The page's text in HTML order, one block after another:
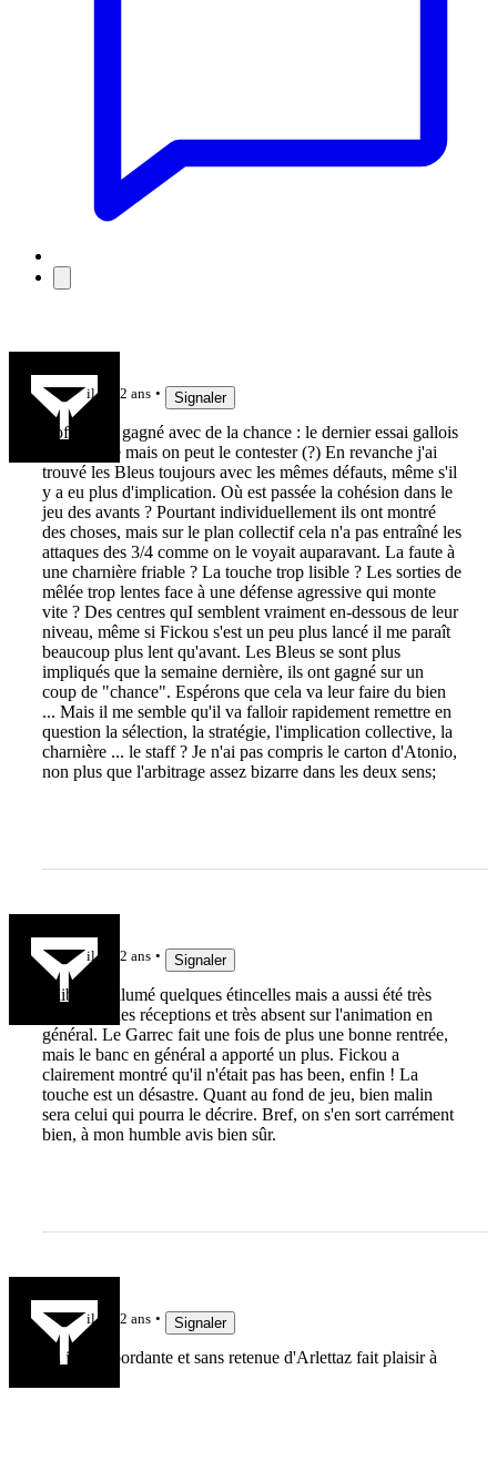
il y a 2 ans Signaler
Bof ! On a gagné avec de la chance : le dernier essai gallois
a été refusé mais on peut le contester (?) En revanche j'ai
trouvé les Bleus toujours avec les mêmes défauts, même s'il
y a eu plus d'implication. Où est passée la cohésion dans le
jeu des avants ? Pourtant individuellement ils ont montré
des choses, mais sur le plan collectif cela n'a pas entraîné les
attaques des 3/4 comme on le voyait auparavant. La faute à
une charnière friable ? La touche trop lisible ? Les sorties de
mêlée trop lentes face à une défense agressive qui monte
vite ? Des centres quI semblent vraiment en-dessous de leur
niveau, même si Fickou s'est un peu plus lancé il me paraît
beaucoup plus lent qu'avant. Les Bleus se sont plus
impliqués que la semaine dernière, ils ont gagné sur un
coup de "chance". Espérons que cela va leur faire du bien
... Mais il me semble qu'il va falloir rapidement remettre en
question la sélection, la stratégie, l'implication collective, la
charnière ... le staff ? Je n'ai pas compris le carton d'Atonio,
non plus que l'arbitrage assez bizarre dans les deux sens;
il y a 2 ans Signaler
Jalibert a allumé quelques étincelles mais a aussi été très
friable sur les réceptions et très absent sur l'animation en
général. Le Garrec fait une fois de plus une bonne rentrée,
mais le banc en général a apporté un plus. Fickou a
clairement montré qu'il n'était pas has been, enfin ! La
touche est un désastre. Quant au fond de jeu, bien malin
sera celui qui pourra le décrire. Bref, on s'en sort carrément
bien, à mon humble avis bien sûr.
il y a 2 ans Signaler
La joie débordante et sans retenue d'Arlettaz fait plaisir à